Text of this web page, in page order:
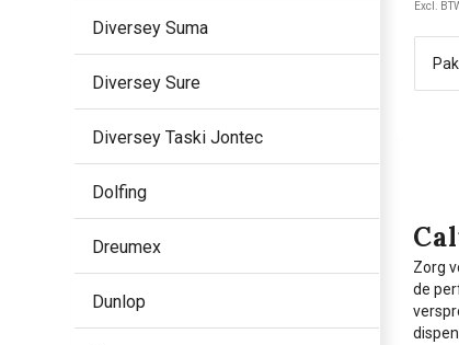
Diversey Suma
Diversey Sure
Diversey Taski Jontec
Dolfing
Dreumex
Dunlop
Excl.
Zorg
de